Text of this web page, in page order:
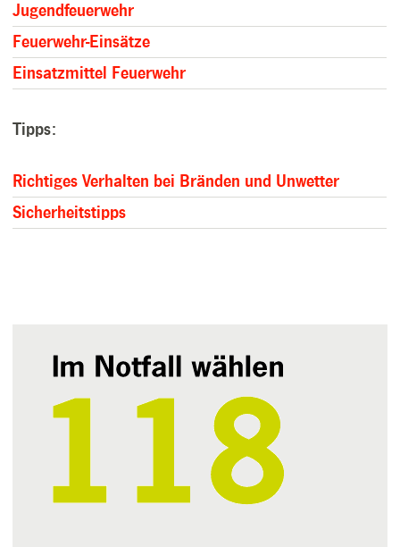
Jugendfeuerwehr
Feuerwehr-Einsätze
Einsatzmittel Feuerwehr
Tipps:
Richtiges Verhalten bei Bränden und Unwetter
Sicherheitstipps